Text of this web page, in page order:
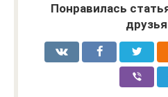
Понравилась